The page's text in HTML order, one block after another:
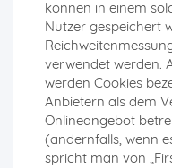
können in einem
Nutzer gespeichert
verwendet werden.
werden Cookies
Anbietern als dem
Onlineangebot
(andernfalls, wenn
spricht man von